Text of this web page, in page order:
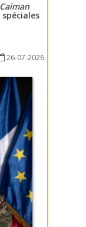
26-07-2026